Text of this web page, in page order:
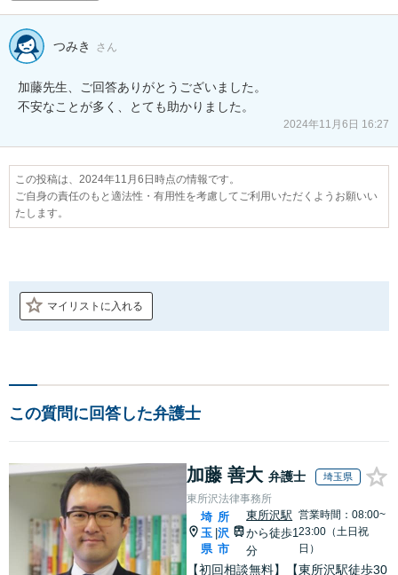
つみき さん
加藤先生、ご回答ありがとうございました。
2024年11月6日 16:27
この投稿は、2024年11月6日時点の情報です。
ご自身の責任のもと適法性・有用性を考慮してご利用いただくようお願いい
たします。
マイリストに入れる
この質問に回答した弁護士
加藤 善大 弁護士 埼玉県
東所沢法律事務所
埼
玉
県
|
所
沢
市
東所沢駅
から徒歩1
分
営業時間：08:00~
23:00（土日祝
日）
【初回相談無料】【東所沢駅徒歩30